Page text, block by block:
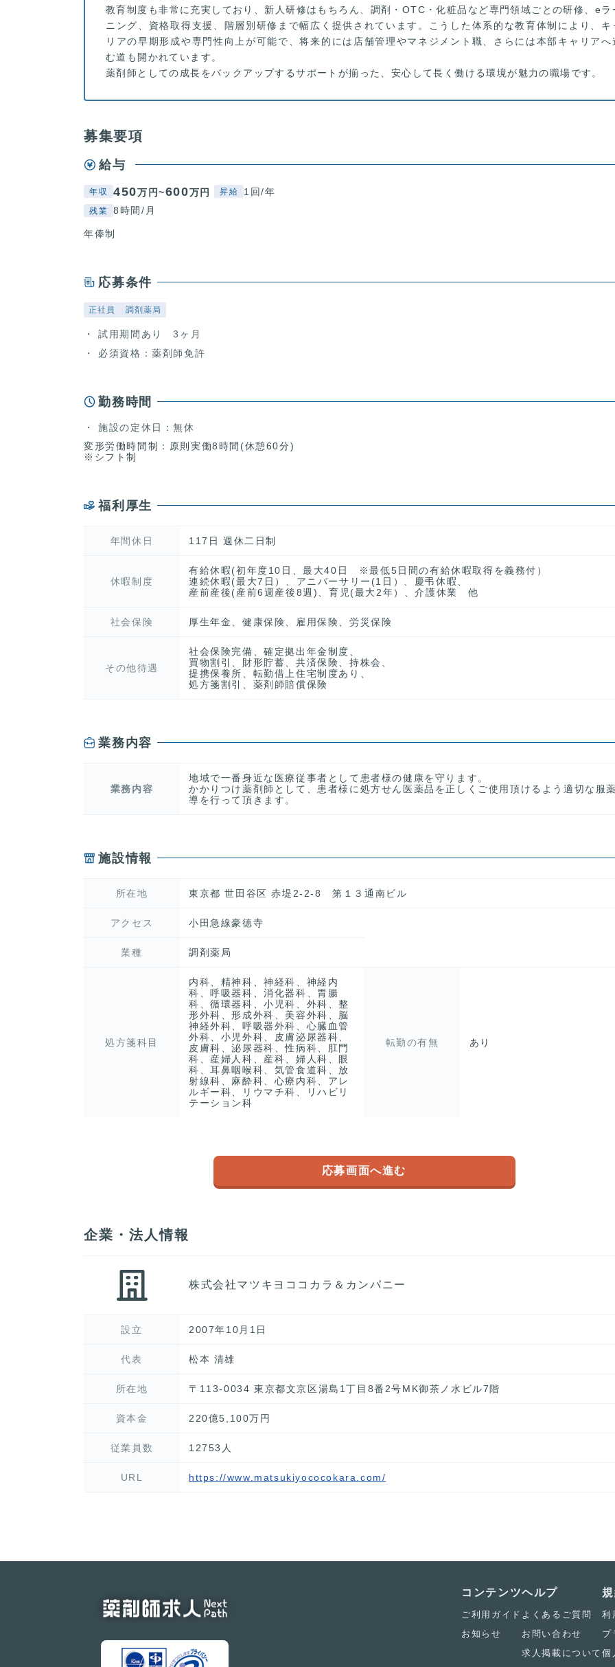
教育制度も非常に充実しており、新人研修はもちろん、調剤・OTC・化粧品など専門領域ごとの研修、eラ
ニング、資格取得支援、階層別研修まで幅広く提供されています。こうした体系的な教育体制により、キ
リアの早期形成や専門性向上が可能で、将来的には店舗管理やマネジメント職、さらには本部キャリアへ
む道も開かれています。
薬剤師としての成長をバックアップするサポートが揃った、安心して長く働ける環境が魅力の職場です。
募集要項
給与
年収 450万円~600万円 昇給 1回/年
残業 8時間/月
年俸制
応募条件
正社員 調剤薬局
試用期間あり 3ヶ月
必須資格：薬剤師免許
勤務時間
施設の定休日：無休
変形労働時間制：原則実働8時間(休憩60分)
※シフト制
福利厚生
年間休日 117日 週休二日制
休暇制度
有給休暇(初年度10日、最大40日 ※最低5日間の有給休暇取得を義務付）
連続休暇(最大7日）、アニバーサリー(1日）、慶弔休暇、
産前産後(産前6週産後8週)、育児(最大2年）、介護休業 他
社会保険 厚生年金、健康保険、雇用保険、労災保険
その他待遇
社会保険完備、確定拠出年金制度、
買物割引、財形貯蓄、共済保険、持株会、
提携保養所、転勤借上住宅制度あり、
処方箋割引、薬剤師賠償保険
業務内容
業務内容
地域で一番身近な医療従事者として患者様の健康を守ります。
かかりつけ薬剤師として、患者様に処方せん医薬品を正しくご使用頂けるよう適切な服
導を行って頂きます。
施設情報
所在地 東京都 世田谷区 赤堤2-2-8 第１３通南ビル
アクセス 小田急線豪徳寺
業種 調剤薬局
処方箋科目
内科、精神科、神経科、神経内
科、呼吸器科、消化器科、胃腸
科、循環器科、小児科、外科、整
形外科、形成外科、美容外科、脳
神経外科、呼吸器外科、心臓血管
外科、小児外科、皮膚泌尿器科、
皮膚科、泌尿器科、性病科、肛門
科、産婦人科、産科、婦人科、眼
科、耳鼻咽喉科、気管食道科、放
射線科、麻酔科、心療内科、アレ
ルギー科、リウマチ科、リハビリ
テーション科
転勤の有無 あり
応募画面へ進む
企業・法人情報
株式会社マツキヨココカラ＆カンパニー
設立 2007年10月1日
代表 松本 清雄
所在地 〒113-0034 東京都文京区湯島1丁目8番2号MK御茶ノ水ビル7階
資本金 220億5,100万円
従業員数 12753人
URL https://www.matsukiyococokara.com/
コンテンツ
ご利用ガイド
お知らせ
ヘルプ
よくあるご質問
お問い合わせ
求人掲載について
利
プ
個